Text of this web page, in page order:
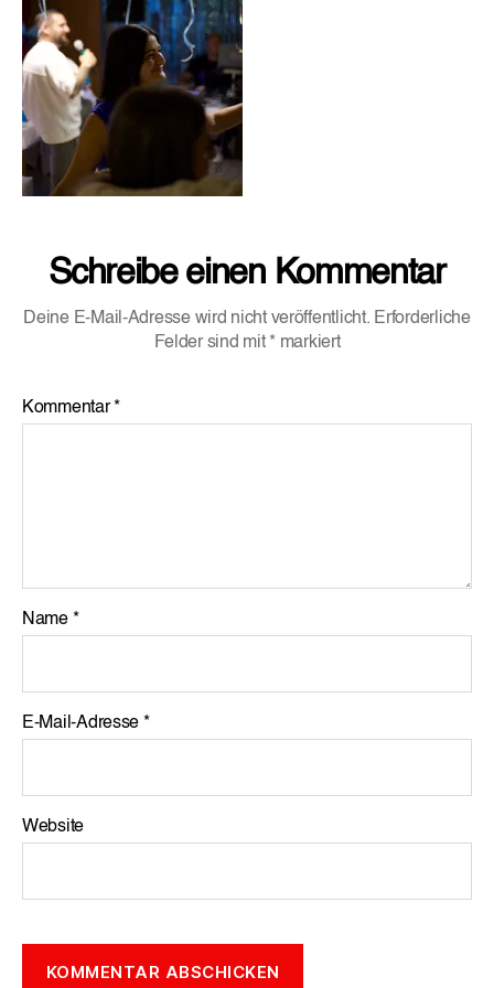
Schreibe einen Kommentar
Deine E-Mail-Adresse wird nicht veröffentlicht. Erforderliche
Felder sind mit * markiert
Kommentar*
Name *
E-Mail-Adresse *
Website